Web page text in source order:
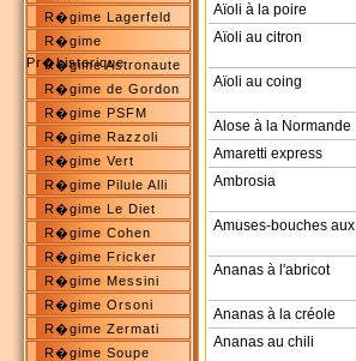
R�gime Lagerfeld
R�gime
Pr�historique
R�gime Astronaute
R�gime de Gordon
R�gime PSFM
R�gime Razzoli
R�gime Vert
R�gime Pilule Alli
R�gime Le Diet
R�gime Cohen
R�gime Fricker
R�gime Messini
R�gime Orsoni
R�gime Zermati
R�gime Soupe
Aïoli à la poire
Aïoli au citron
Aïoli au coing
Alose à la Normande
Amaretti express
Ambrosia
Amuses-bouches
Ananas à l'abricot
Ananas à la créole
Ananas au chili